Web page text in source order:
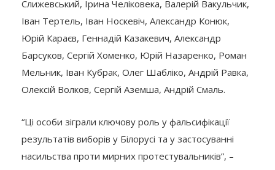
Слижевський, Ірина Челіковека, Валерій Вакульчик,
Іван Тертель, Іван Носкевіч, Александр Конюк,
Юрій Караєв, Геннадій Казакевич, Александр
Барсуков, Сергій Хоменко, Юрій Назаренко, Роман
Мельник, Іван Кубрак, Олег Шабліко, Андрій Равка,
Олексій Волков, Сергій Аземша, Андрій Смаль.
“Ці особи зіграли ключову роль у фальсифікації
результатів виборів у Білорусі та у застосуванні
насильства проти мирних протестувальників”, –